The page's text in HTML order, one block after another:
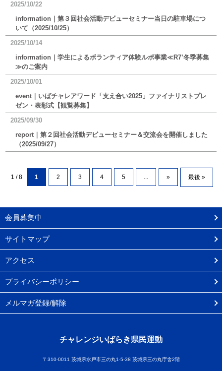
2025/10/22
information｜第３回社会活動デビューセミナー当日の駐車場につ
いて（2025/10/25）
2025/10/14
information｜学生によるボランティア体験ルポ事業≪R7’冬季募集
≫のご案内
2025/10/01
event｜いばチャレアワード「支え合い2025」ファイナリストプレ
ゼン・表彰式【観覧募集】
2025/09/30
report｜第２回社会活動デビューセミナー＆交流会を開催しました
（2025/09/27）
1 / 8 1 2 3 4 5 ... » 最後 »
会員募集中
サイトマップ
アクセス
プライバシーポリシー
メルマガ登録/解除
チャレンジいばらき県民運動
〒310-0011 茨城県水戸市三の丸1-5-38 茨城県三の丸庁舎2階